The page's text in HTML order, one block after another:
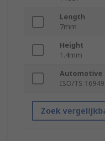
Length
7mm
Height
1.4mm
Automotive
ISO/TS 16949
Zoek